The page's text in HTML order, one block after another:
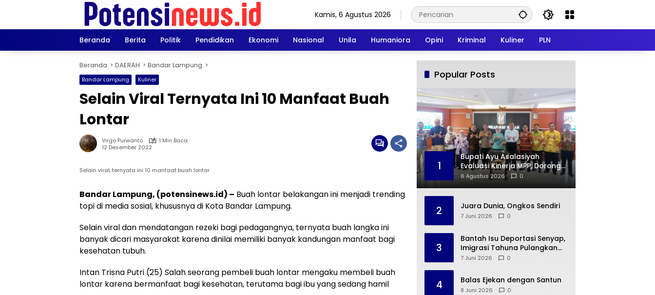
Kamis, 6 Agustus 2026
Beranda Berita Politik Pendidikan Ekonomi Nasional Unila Humaniora Opini Kriminal Kuliner PLN
Beranda DAERAH Bandar Lampung
Bandar Lampung Kuliner
Selain Viral Ternyata Ini 10 Manfaat Buah
Lontar
Virgo Purwanto
1 Min Baca
12 Desember 2022
Selain viral, ternyata ini 10 manfaat buah lontar
Bandar Lampung, (potensinews.id) – Buah lontar belakangan ini menjadi trending
topi di media sosial, khususnya di Kota Bandar Lampung.
Selain viral dan mendatangan rezeki bagi pedagangnya, ternyata buah langka ini
banyak dicari masyarakat karena dinilai memiliki banyak kandungan manfaat bagi
kesehatan tubuh.
Intan Trisna Putri (25) Salah seorang pembeli buah lontar mengaku membeli buah
lontar karena bermanfaat bagi kesehatan, terutama bagi ibu yang sedang hamil
Popular Posts
1
Bupati Ayu Asalasiyah
Evaluasi Kinerja MPP, Dorong
Peningkatan Kualitas
6 Agustus 2026 0
2 Juara Dunia, Ongkos Sendiri
7 Juni 2026 0
3
Bantah Isu Deportasi Senyap,
Imigrasi Tahuna Pulangkan
Dua Warga Negara Cina ke
7 Juni 2026 0
4 Balas Ejekan dengan Santun
8 Juni 2026 0